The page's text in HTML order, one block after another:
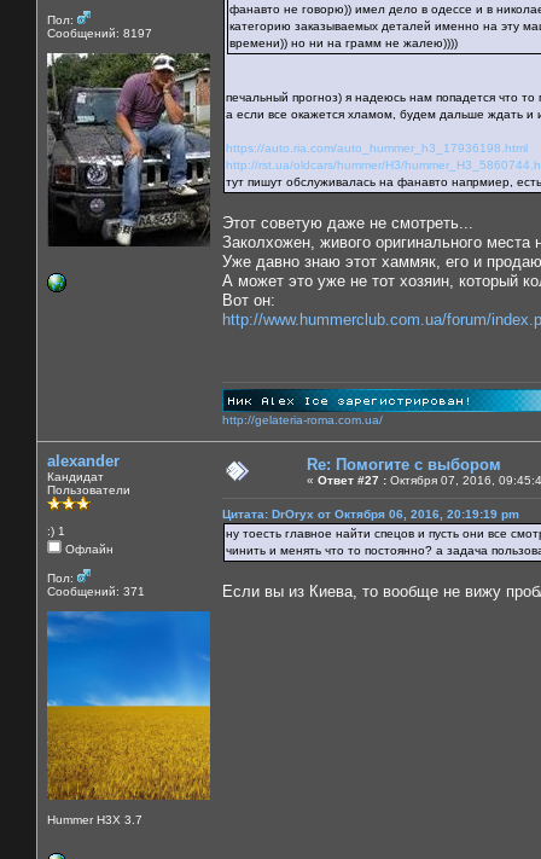
Пол:
Сообщений: 8197
фанавто не говорю)) имел дело в одессе и в
категорию заказываемых деталей именно на эту
времени)) но ни на грамм не жалею))))
печальный прогноз) я надеюсь нам попадется что то
а если все окажется хламом, будем дальше ждать и
https://auto.ria.com/auto_hummer_h3_17936198.html
http://rst.ua/oldcars/hummer/H3/
тут пишут обслуживалась на фанавто напрмиер,
Этот советую даже не смотреть...
Заколхожен, живого оригинального места
Уже давно знаю этот хаммяк, его и
А может это уже не тот хозяин, который
Вот он:
http://www.hummerclub.com.ua/forum/
http://gelateria-roma.com.ua/
alexander
Кандидат
Пользователи
:) 1
Офлайн
Пол:
Сообщений: 371
Hummer H3X 3.7
Re: Помогите с выбором
« Ответ #27 : Октября 07, 2016,
Цитата: DrOryx от Октября 06, 2016, 20:19:19 pm
ну тоесть главное найти спецов и пусть они все
чинить и менять что то постоянно? а задача
Если вы из Киева, то вообще не вижу